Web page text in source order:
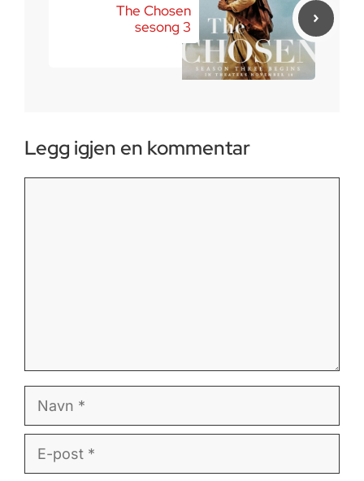
The Chosen
sesong 3
Legg igjen en kommentar
post